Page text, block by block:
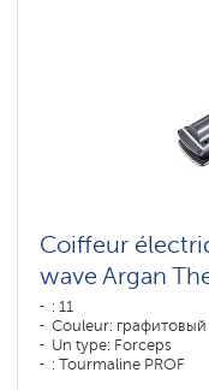
Coiffeur
wave Argan
: 11
Couleur: графитовый
Un type: Forceps
: Tourmaline PROF